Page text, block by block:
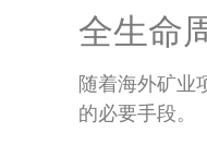
全生命
随着海外矿业
的必要手段。